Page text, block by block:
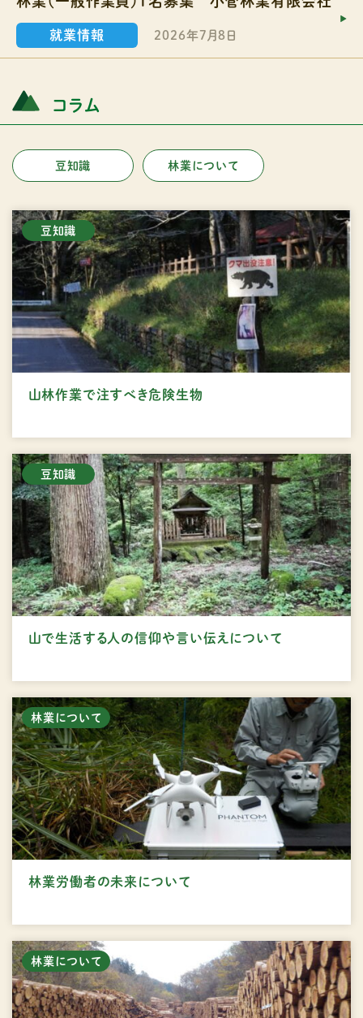
就業情報 2026年7月8日
コラム
豆知識 林業について
山林作業で注すべき危険生物
豆知識
山で生活する人の信仰や言い伝えについて
豆知識
林業労働者の未来について
林業について
林業について